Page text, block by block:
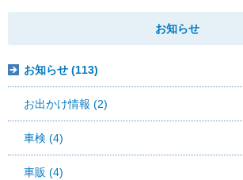
お知らせ
お知らせ (113)
お出かけ情報 (2)
車検 (4)
車販 (4)